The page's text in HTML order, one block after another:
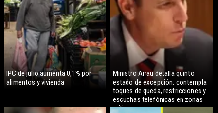
IPC de julio aumenta 0,1% por
alimentos y vivienda
Ministro Arrau detalla quinto
estado de excepción: contempla
toques de queda, restricciones y
escuchas telefónicas en zonas
críticas